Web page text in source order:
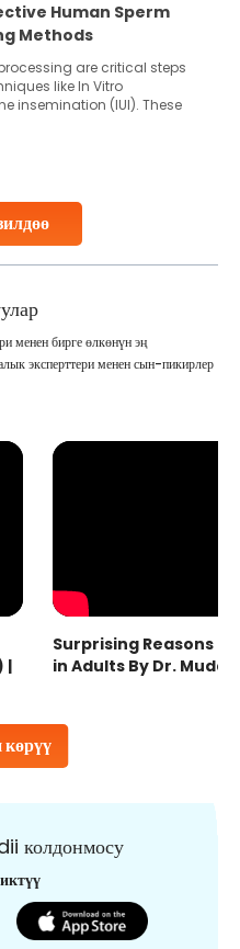
Human Sperm
Methods
are critical steps
like In Vitro
insemination (IUI). These
менен бирге өлкөнүн эң
эксперттери менен сын-пикирлер
|
Surprising Reasons
in Adults By Dr.
колдонмосу